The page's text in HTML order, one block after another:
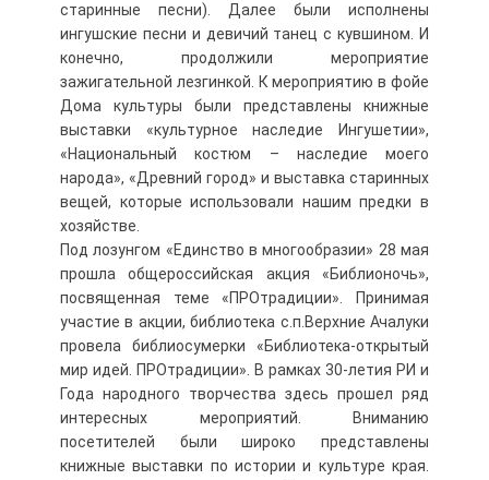
старинные песни). Далее были исполнены
ингушские песни и девичий танец с кувшином. И
конечно, продолжили мероприятие
зажигательной лезгинкой. К мероприятию в фойе
Дома культуры были представлены книжные
выставки «культурное наследие Ингушетии»,
«Национальный костюм – наследие моего
народа», «Древний город» и выставка старинных
вещей, которые использовали нашим предки в
хозяйстве.
Под лозунгом «Единство в многообразии» 28 мая
прошла общероссийская акция «Библионочь»,
посвященная теме «ПРОтрадиции». Принимая
участие в акции, библиотека с.п.Верхние Ачалуки
провела библиосумерки «Библиотека-открытый
мир идей. ПРОтрадиции». В рамках 30-летия РИ и
Года народного творчества здесь прошел ряд
интересных мероприятий. Вниманию
посетителей были широко представлены
книжные выставки по истории и культуре края.